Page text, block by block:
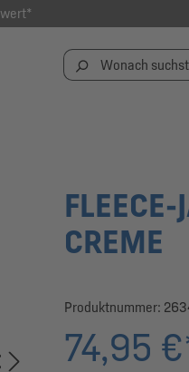
CREME
Produktnummer:
74,95